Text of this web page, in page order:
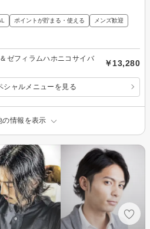
ポイントが貯まる・使える メンズ歓迎
ゼフィラムハホニコサイバ
￥13,280
シャルメニューを見る
の情報を表示